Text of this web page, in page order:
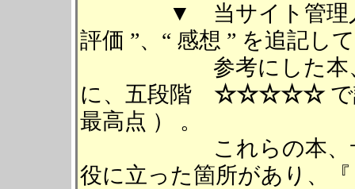
▼ 当サイト管理人が
評価 ”、“ 感想 ” を追記し
参考にした本、サ
に、五段階 ☆☆☆☆☆で
最高点 ） 。
これらの本、サイ
役に立った箇所があり、